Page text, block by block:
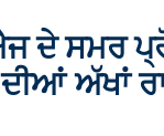
ਦੇ ਸਮਰ
ਅੱਖਾਂ